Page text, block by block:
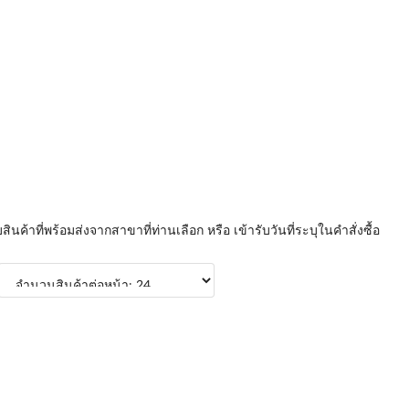
ค้าที่พร้อมส่งจากสาขาที่ท่านเลือก หรือ เข้ารับวันที่ระบุในคำสั่งซื้อ